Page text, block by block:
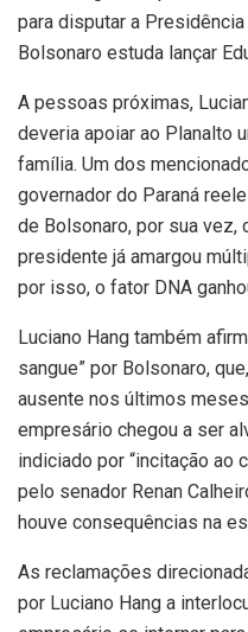
para disputar a
Bolsonaro estuda lançar
A pessoas próximas,
deveria apoiar ao Planalto
família. Um dos
governador do Paraná
de Bolsonaro, por sua vez,
presidente já amargou
por isso, o fator DNA
Luciano Hang também
sangue” por Bolsonaro,
ausente nos últimos
empresário chegou a ser
indiciado por “incitação ao
pelo senador Renan
houve consequências na
As reclamações
por Luciano Hang a